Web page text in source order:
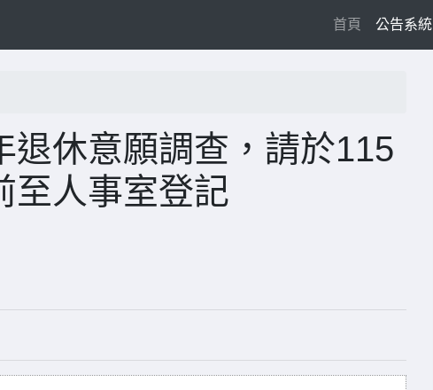
首頁(current)
公告系統
退休意願調查，請於115
至人事室登記